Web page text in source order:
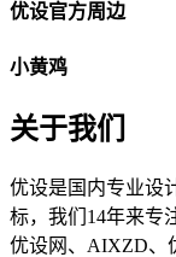
优设官方周边
小黄鸡
关于我们
优设是国内专业设
标，我们14年来专
优设网、AIXZD、